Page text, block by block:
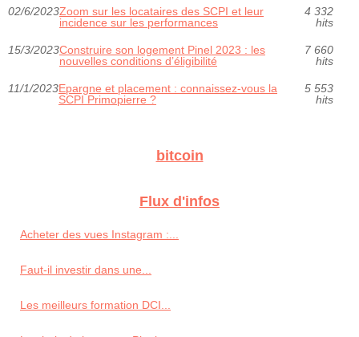
02/6/2023Zoom sur les locataires des SCPI et leur
incidence sur les performances
4 332
hits
15/3/2023Construire son logement Pinel 2023 : les
nouvelles conditions d’éligibilité
7 660
hits
11/1/2023Epargne et placement : connaissez-vous la
SCPI Primopierre ?
5 553
hits
bitcoin
Flux d'infos
Acheter des vues Instagram :...
Faut-il investir dans une...
Les meilleurs formation DCI...